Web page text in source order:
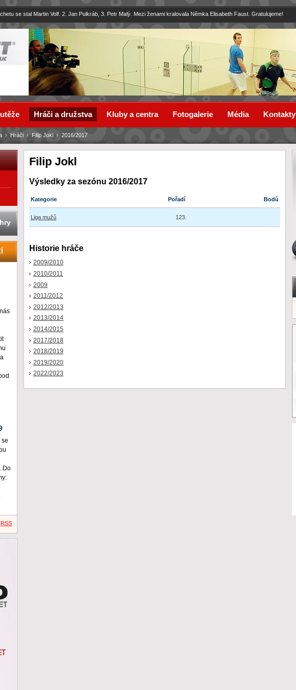
se stal Martin Volf. 2. Jan Pulkráb, 3. Petr Malý. Mezi ženami kralovala Němka Elisabeth Faust. Gratulujeme!
Filip Jokl
Výsledky za sezónu 2016/2017
Kategorie Pořadí Bodů
Liga mužů 123.
Historie hráče
2009/2010
2010/2011
2009
2011/2012
2012/2013
2013/2014
2014/2015
2017/2018
2018/2019
2019/2020
2022/2023
› Hráči › Filip Jokl › 2016/2017
Hráči a družstva Kluby a centra Fotogalerie Média Kontakty
se
Do
RSS